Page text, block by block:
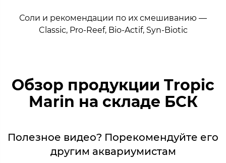
Соли и рекомендации по их смешиванию —
Classic, Pro-Reef, Bio-Actif, Syn-Biotic
Обзор продукции Tropic
Marin на складе БСК
Полезное видео? Порекомендуйте его
другим аквариумистам